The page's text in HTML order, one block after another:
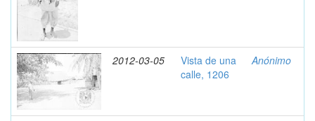
2012-03-05
Vista de una
calle, 1206
Anónimo